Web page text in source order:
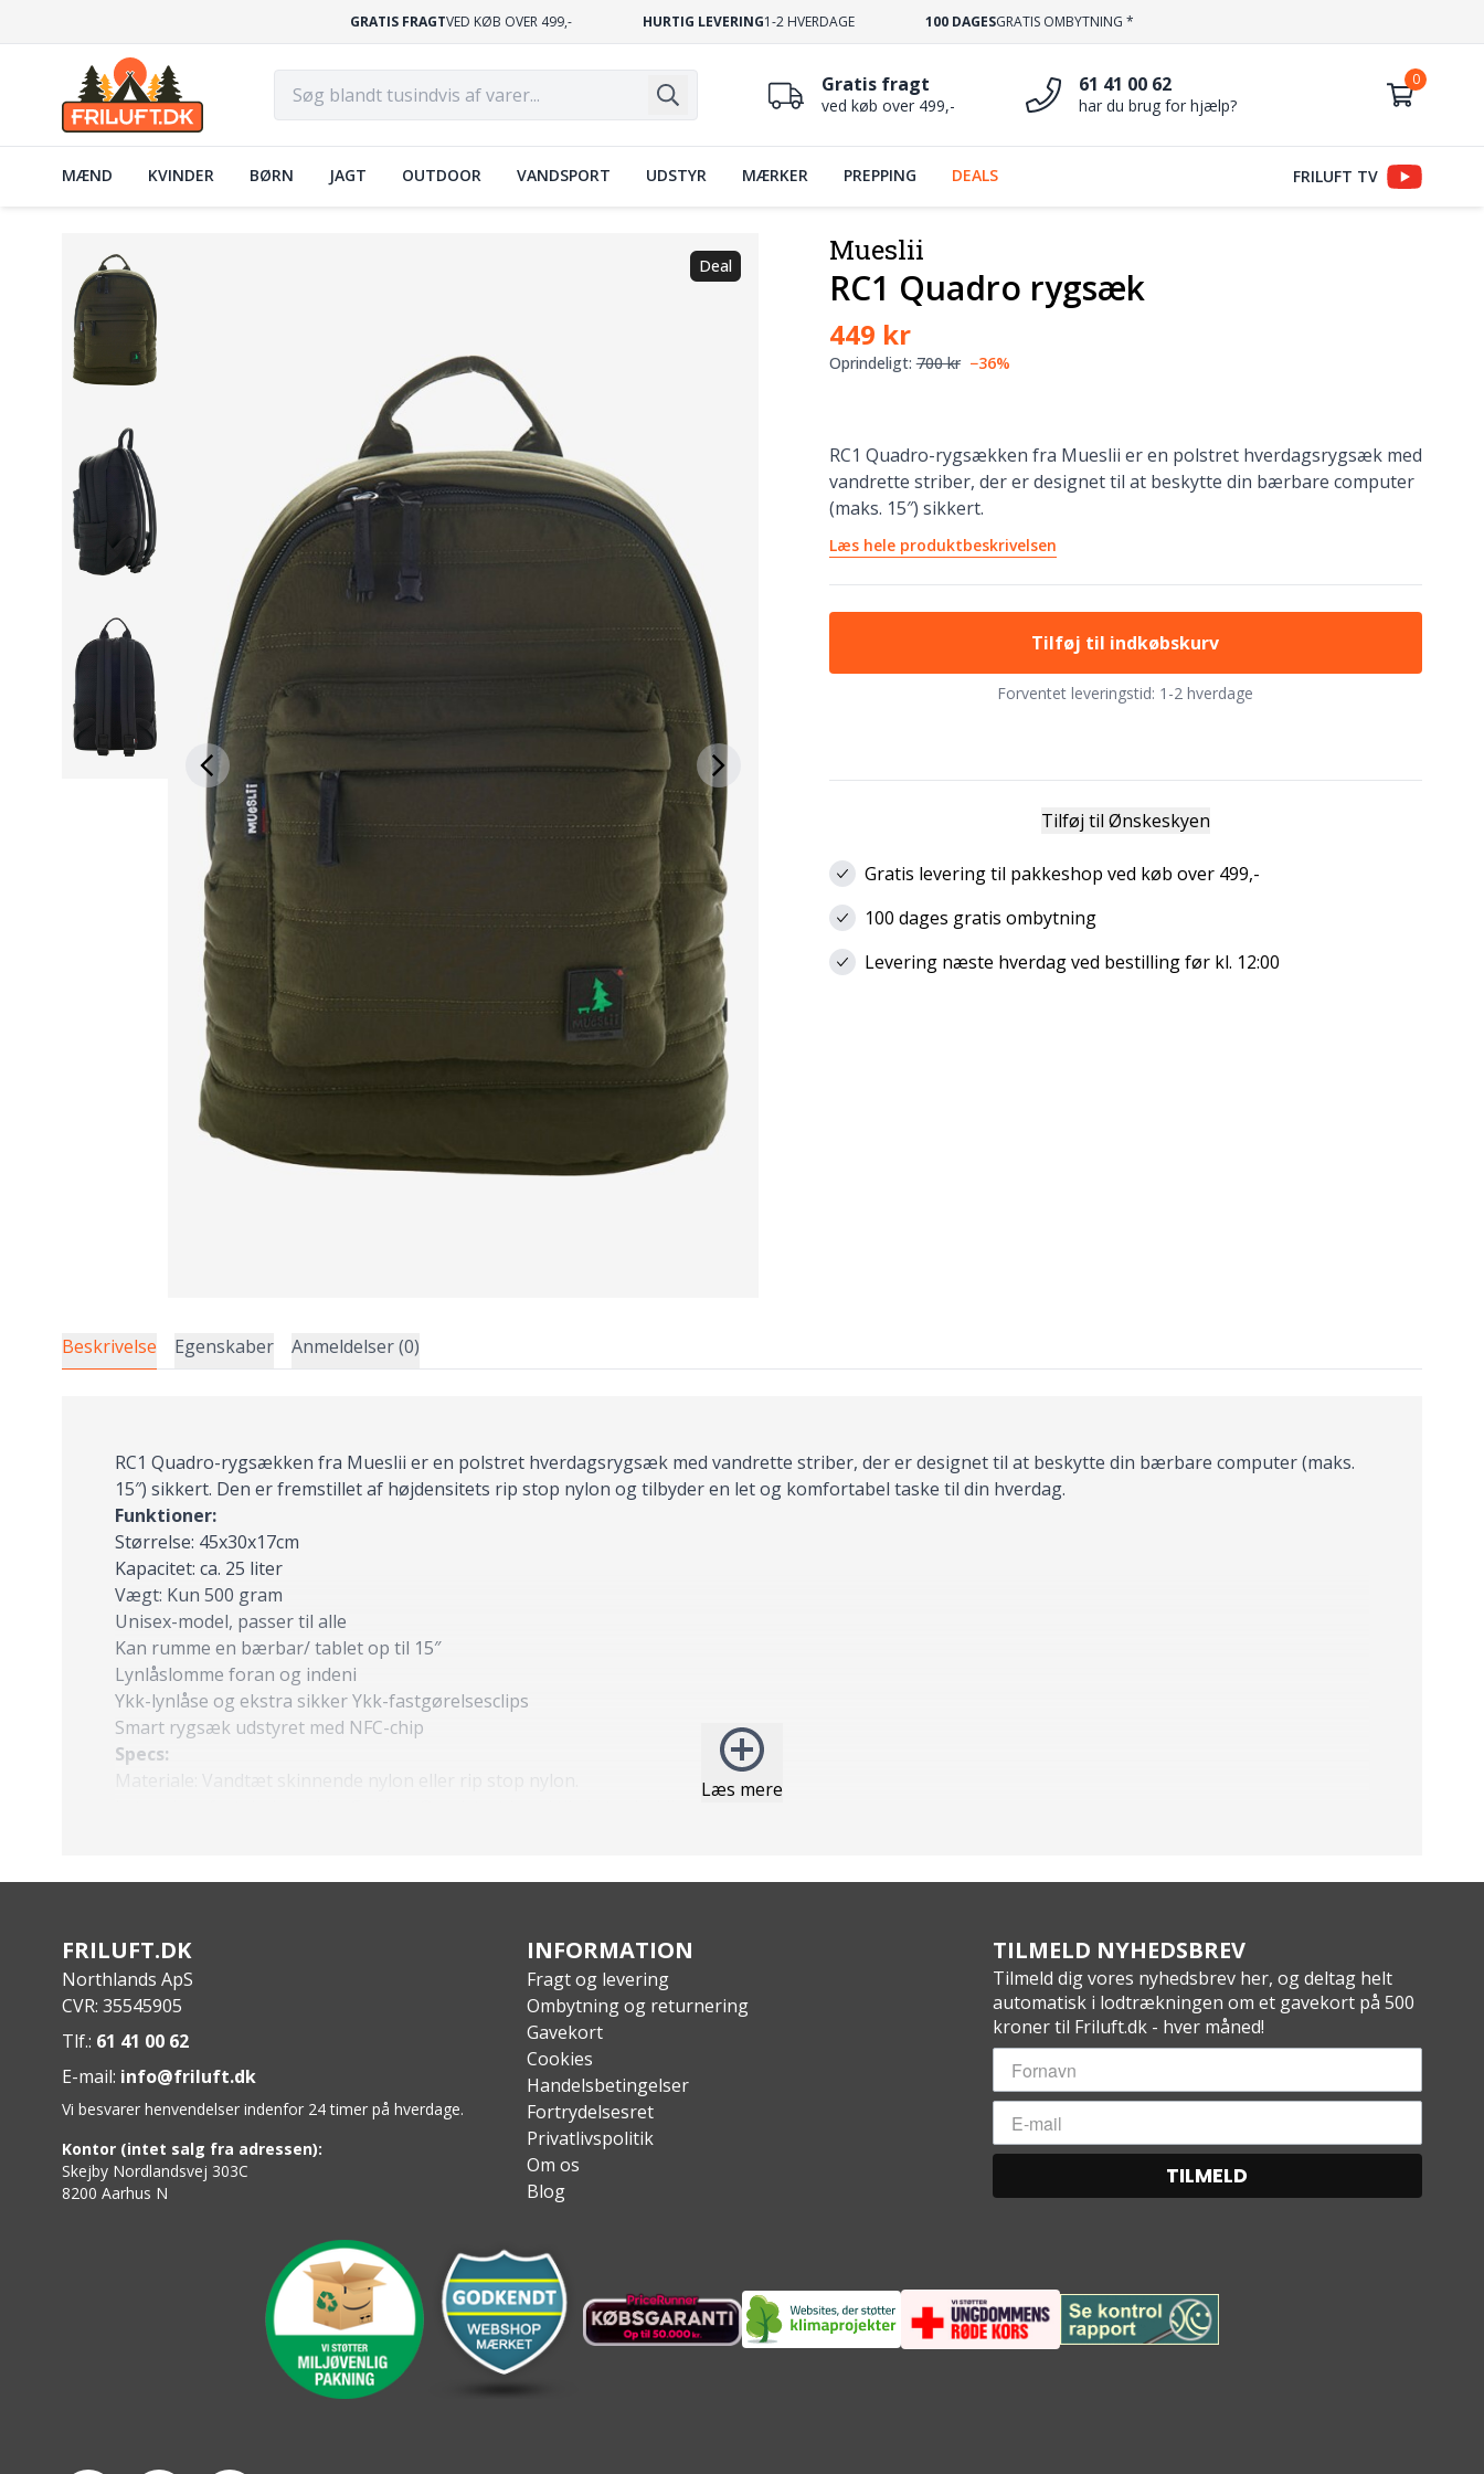
GRATIS FRAGTVED KØB OVER 499,- HURTIG LEVERING1-2 HVERDAGE 100 DAGESGRATIS OMBYTNING *
Gratis fragt
ved køb over 499,-
61 41 00 62
har du brug for hjælp?
MÆND KVINDER BØRN JAGT OUTDOOR VANDSPORT UDSTYR MÆRKER PREPPING DEALS FRILUFT TV
Deal Mueslii
RC1 Quadro rygsæk
449 kr
Oprindeligt: 700 kr −36%
RC1 Quadro-rygsækken fra Mueslii er en polstret hverdagsrygsæk med
vandrette striber, der er designet til at beskytte din bærbare computer
(maks. 15″) sikkert.
Læs hele produktbeskrivelsen
Tilføj til indkøbskurv
Forventet leveringstid: 1-2 hverdage
Tilføj til Ønskeskyen
Gratis levering til pakkeshop ved køb over 499,-
100 dages gratis ombytning
Levering næste hverdag ved bestilling før kl. 12:00
Beskrivelse Egenskaber Anmeldelser (0)
Læs mere
RC1 Quadro-rygsækken fra Mueslii er en polstret hverdagsrygsæk med vandrette striber, der er designet til at beskytte din bærbare computer (maks.
15″) sikkert. Den er fremstillet af højdensitets rip stop nylon og tilbyder en let og komfortabel taske til din hverdag.
Funktioner:
Størrelse: 45x30x17cm
Kapacitet: ca. 25 liter
Vægt: Kun 500 gram
Unisex-model, passer til alle
Kan rumme en bærbar/ tablet op til 15″
Lynlåslomme foran og indeni
Ykk-lynlåse og ekstra sikker Ykk-fastgørelsesclips
Smart rygsæk udstyret med NFC-chip
Specs:
Materiale: Vandtæt skinnende nylon eller rip stop nylon.
FRILUFT.DK
Northlands ApS
CVR: 35545905
Tlf.: 61 41 00 62
E-mail: info@friluft.dk
Vi besvarer henvendelser indenfor 24 timer på hverdage.
Kontor (intet salg fra adressen):
Skejby Nordlandsvej 303C
8200 Aarhus N
INFORMATION
Fragt og levering
Ombytning og returnering
Gavekort
Cookies
Handelsbetingelser
Fortrydelsesret
Privatlivspolitik
Om os
Blog
TILMELD NYHEDSBREV
Tilmeld dig vores nyhedsbrev her, og deltag helt
automatisk i lodtrækningen om et gavekort på 500
kroner til Friluft.dk - hver måned!
TILMELD